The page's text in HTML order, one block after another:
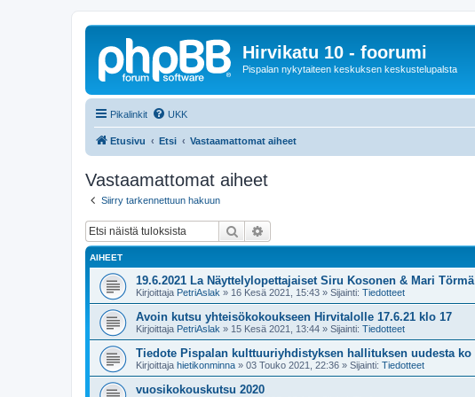
Hirvikatu 10 - foorumi
Pispalan nykytaiteen keskuksen keskustelupalsta
Pikalinkit UKK
Etusivu Etsi Vastaamattomat aiheet
Vastaamattomat aiheet
Siirry tarkennettuun hakuun
Etsi
AIHEET
19.6.2021 La Näyttelylopettajaiset Siru Kosonen & Mari Törmä
Kirjoittaja PetriAslak » 16 Kesä 2021, 15:43 » Sijainti: Tiedotteet
Avoin kutsu yhteisökokoukseen Hirvitalolle 17.6.21 klo 17
Kirjoittaja PetriAslak » 15 Kesä 2021, 13:44 » Sijainti: Tiedotteet
Tiedote Pispalan kulttuuriyhdistyksen hallituksen uudesta ko
Kirjoittaja hietikonminna » 03 Touko 2021, 22:36 » Sijainti: Tiedotteet
vuosikokouskutsu 2020